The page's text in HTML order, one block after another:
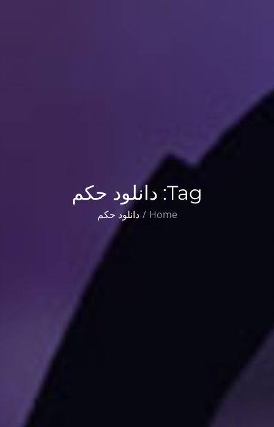
Tag: دانلود حکم
Home دانلود حکم